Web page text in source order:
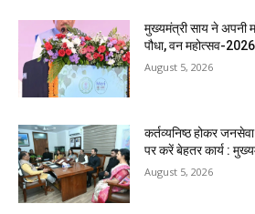
मुख्यमंत्री साय ने अपनी
पौधा, वन महोत्सव-
August 5, 2026
कर्तव्यनिष्ठ होकर
पर करें बेहतर कार्य :
August 5, 2026